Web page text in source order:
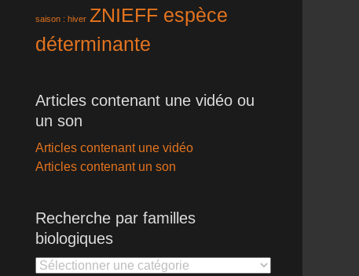
saison : hiver ZNIEFF espèce
déterminante
Articles contenant une vidéo ou
un son
Articles contenant une vidéo
Articles contenant un son
Recherche par familles
biologiques
Recherche